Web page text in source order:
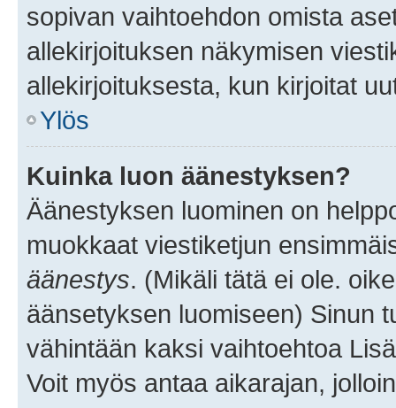
sopivan vaihtoehdon omista
allekirjoituksen näkymisen
allekirjoituksesta, kun kirjoitat
Ylös
Kuinka luon äänestyksen?
Äänestyksen luominen on
muokkaat viestiketjun
äänestys. (Mikäli tätä ei ole.
äänsetyksen luomiseen) Sinun
vähintään kaksi vaihtoehtoa
Voit myös antaa aikarajan,